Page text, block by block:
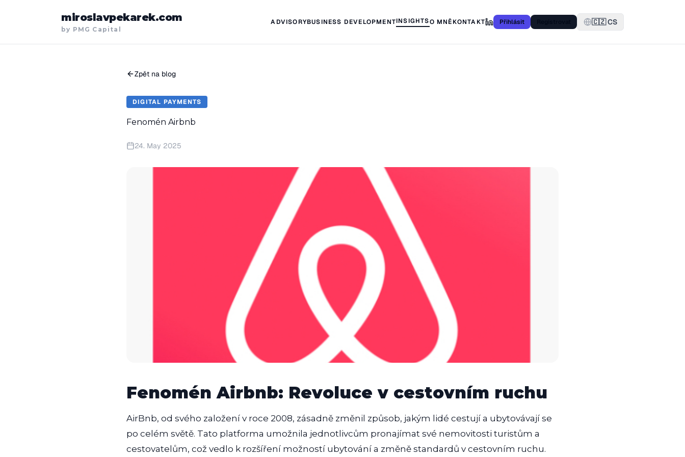
miroslavpekarek.com
by PMG Capital
ADVISORYBUSINESS DEVELOPMENTINSIGHTSO MNĚKONTAKT Přihlásit 🇨🇿 CS
Zpět na blog
DIGITAL PAYMENTS
Fenomén Airbnb
24. May 2025
Fenomén Airbnb: Revoluce v cestovním ruchu
AirBnb, od svého založení v roce 2008, zásadně změnil způsob, jakým lidé cestují a ubytovávají se
po celém světě. Tato platforma umožnila jednotlivcům pronajímat své nemovitosti turistům a
cestovatelům, což vedlo k rozšíření možností ubytování a změně standardů v cestovním ruchu.